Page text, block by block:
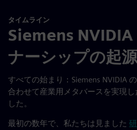
タイムライン
Siemens NVIDIA
ナーシップの起源
すべての始まり：Siemens NVIDIA
合わせて産業用メタバースを実現
した。
最初の数年で、私たちは見ました